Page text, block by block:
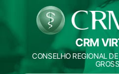
CRM
CONSELHO REGIONAL